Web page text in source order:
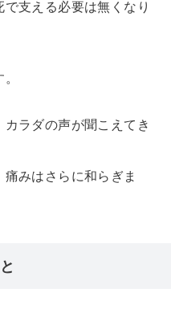
支える必要は無くなり
ラダの声が聞こえてき
みはさらに和らぎま